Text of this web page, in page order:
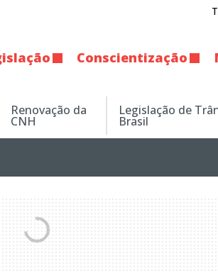
Conscientização
Renovação da
CNH
Legislação de
Brasil